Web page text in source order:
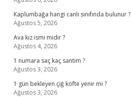
Kaplumbağa hangi canlı sınıfında bulunur ?
Ağustos 5, 2026
Ava kız ismi midir ?
Ağustos 4, 2026
1 numara saç kaç santim ?
Ağustos 3, 2026
1 gün bekleyen çiğ köfte yenir mi ?
Ağustos 3, 2026